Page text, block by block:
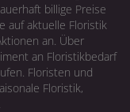
billige Preise
auf aktuelle Floristik
an. Über
an Floristikbedarf
Floristen und
Floristik,